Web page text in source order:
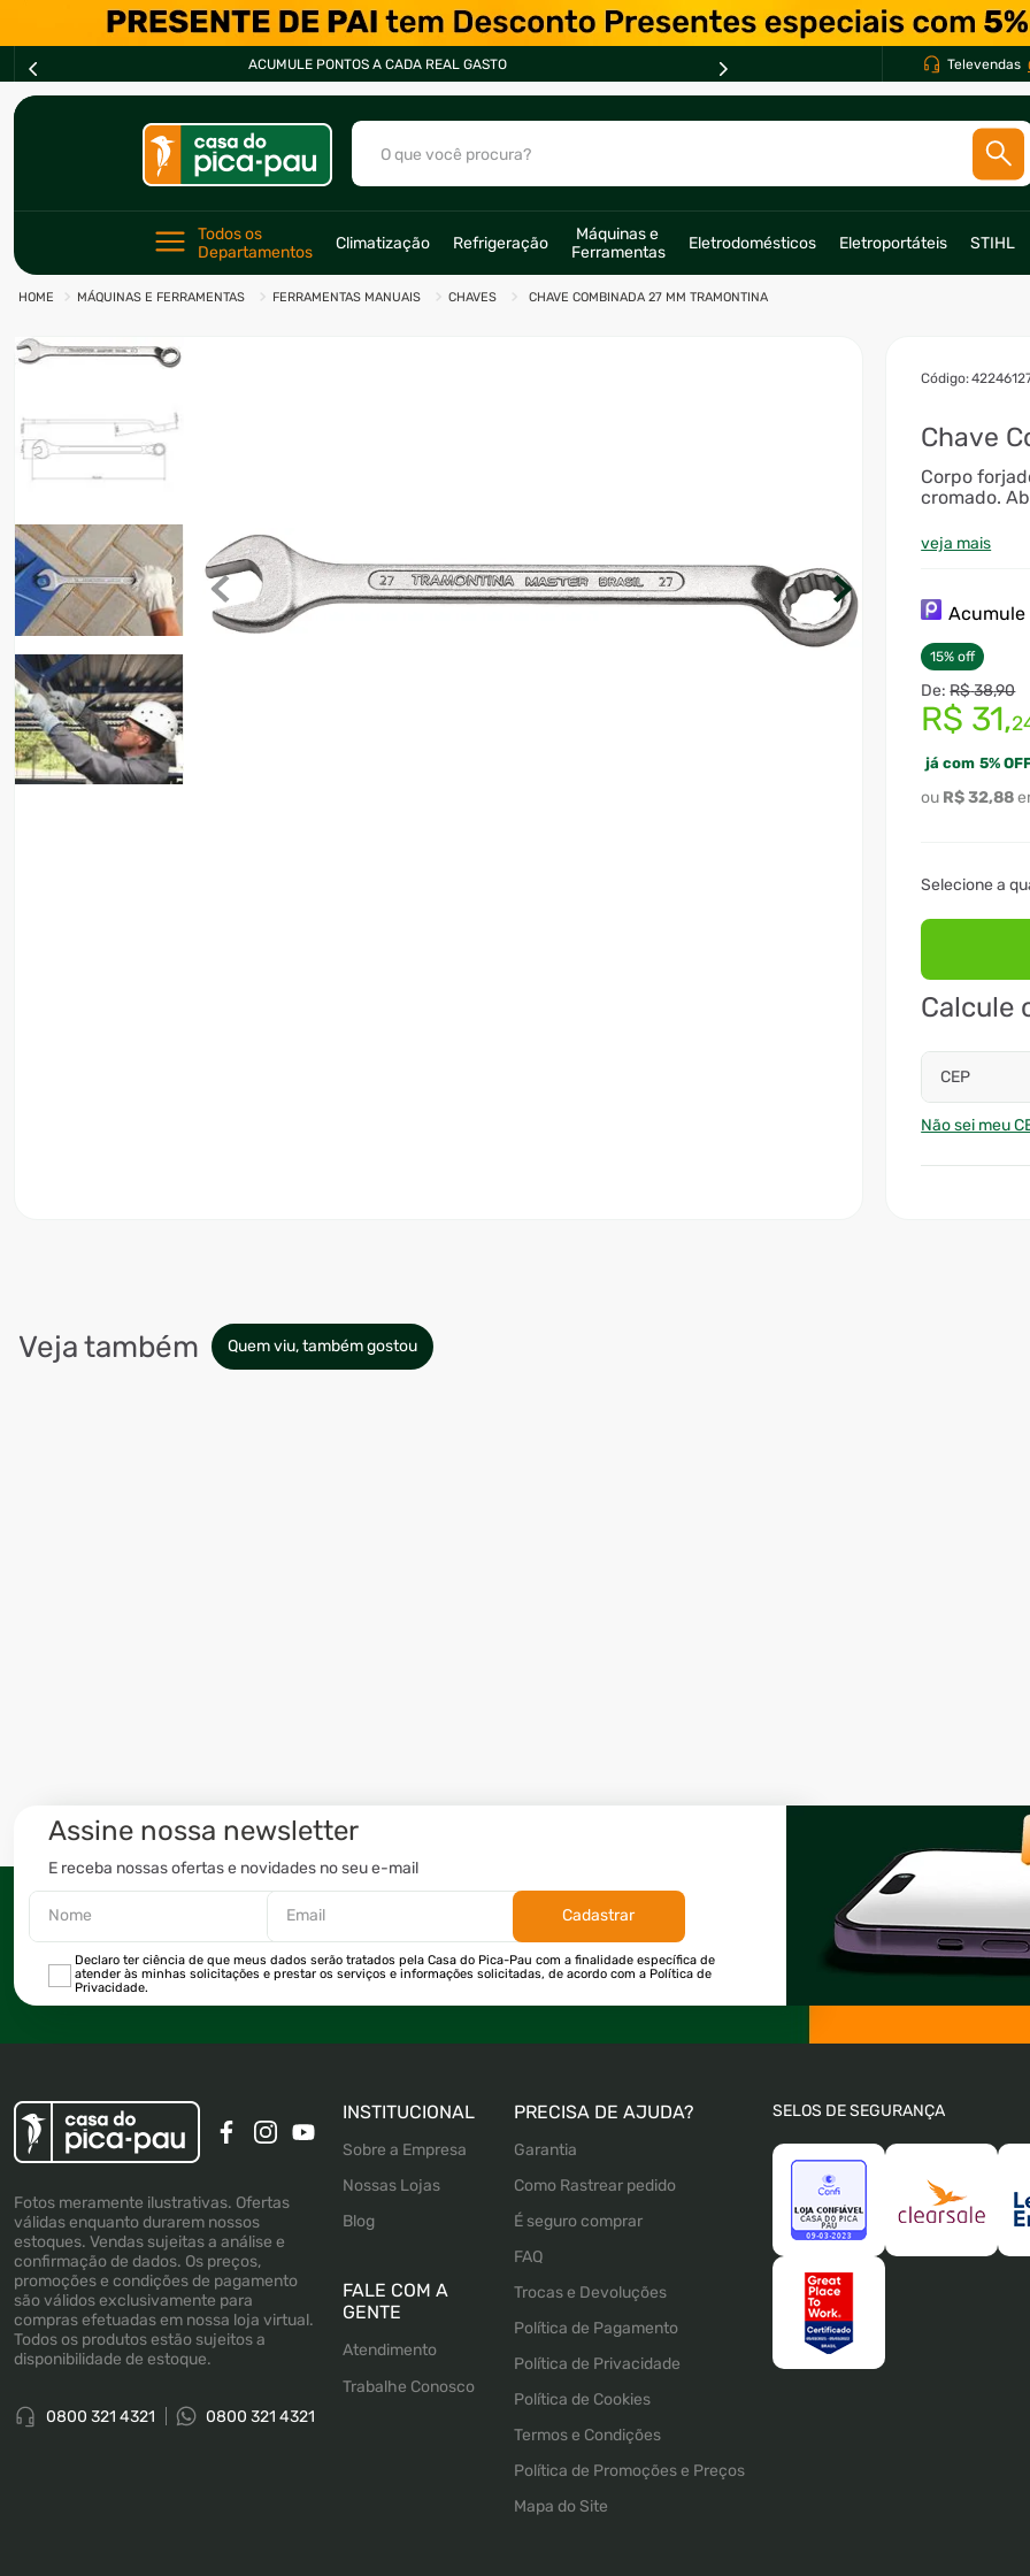
ACUMULE PONTOS A CADA REAL GASTO Televendas
O que você procura?
Todos os
Departamentos
Climatização Refrigeração
Máquinas e
Ferramentas
Eletrodomésticos Eletroportáteis STIHL
MÁQUINAS E FERRAMENTAS FERRAMENTAS MANUAIS CHAVES CHAVE COMBINADA 27 MM TRAMONTINA
:
Chave
Corpo
cromado.
resistência
aberturas
parafusos.
bitolas
disponíveis.
normas
veja mais
Acumule
15% off
R$38,90
R$ 31,
já com 5%
R$32,88
Calcule
CEP
Não sei meu
Veja também Quem viu, também gostou
Assine nossa newsletter
E receba nossas ofertas e novidades no seu e-mail
Cadastrar
Declaro ter ciência de que meus dados serão tratados pela Casa do Pica-Pau com a finalidade específica de
atender às minhas solicitações e prestar os serviços e informações solicitadas, de acordo com a Política de
Privacidade.
Fotos meramente ilustrativas. Ofertas
válidas enquanto durarem nossos
estoques. Vendas sujeitas a análise e
confirmação de dados. Os preços,
promoções e condições de pagamento
são válidos exclusivamente para
compras efetuadas em nossa loja virtual.
Todos os produtos estão sujeitos a
disponibilidade de estoque.
0800 321 4321 0800 321 4321
INSTITUCIONAL
Sobre a Empresa
Nossas Lojas
Blog
FALE COM A
GENTE
Trabalhe Conosco
Atendimento
PRECISA DE AJUDA?
Garantia
Como Rastrear pedido
É seguro comprar
FAQ
Trocas e Devoluções
Política de Pagamento
Política de Privacidade
Política de Cookies
Termos e Condições
Política de Promoções e Preços
Mapa do Site
SELOS DE SEGURANÇA
2º
freezer
9º
roçadeira